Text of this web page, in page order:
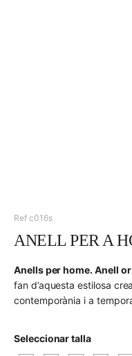
Ref c016s
ANELL PER A
Anells per home. Anell
fan d’aquesta estilosa
contemporània i a
Seleccionar talla